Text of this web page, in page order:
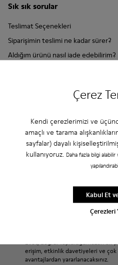
Çerez
Kendi çerezlerimizi ve
amaçlı ve tarama
sayfalar) dayalı
kullanıyoruz. Daha fazla bilgi
Çerezleri
Kabul Et
Sık sık sorular
Teslimat Seçenekleri
Siparişimin teslimi ne kadar sürer?
Aldığım ürünü nasıl iade edebilirim?
Aradığınızı
Bize
Evet, doğru. Topluluğumuzun bir
erişim, etkinlik davetiyeleri ve çok
avantajlardan yararlanacaksınız.